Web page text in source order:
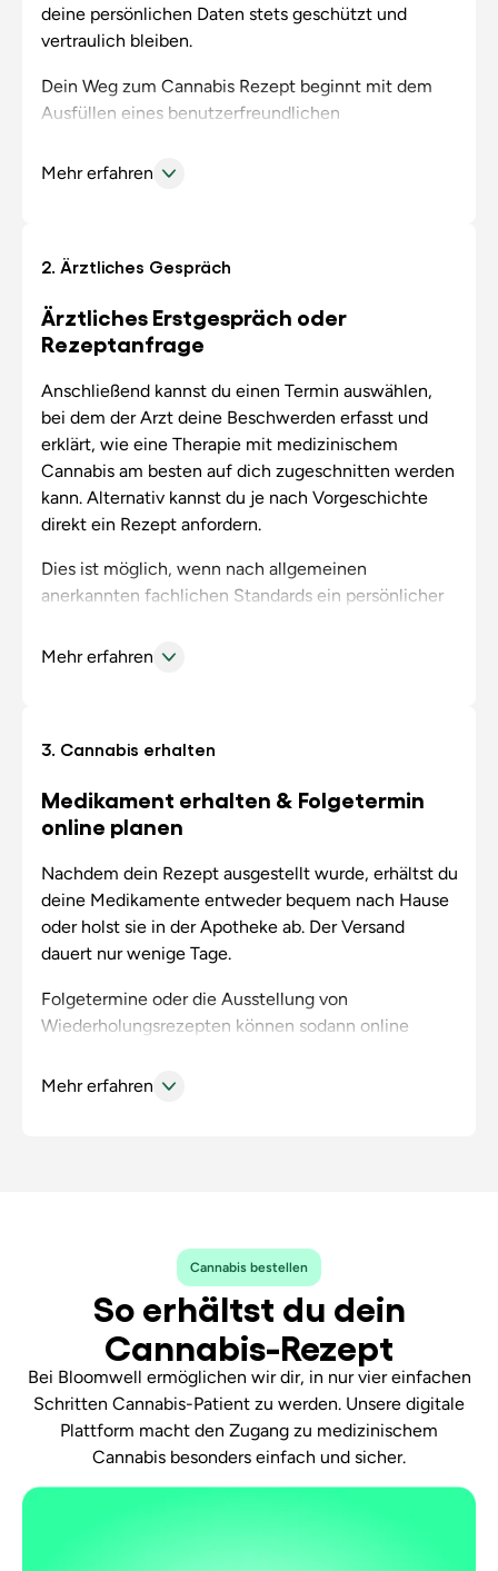
deine persönlichen Daten stets geschützt und
vertraulich bleiben.
Dein Weg zum Cannabis Rezept beginnt mit dem
Ausfüllen eines benutzerfreundlichen
und diskret von zu Hause aus alle wichtigen
Dokumente wie Arztberichte, Diagnosen oder
unseren Ärzten eine genaue Einschätzung, um dir
gezielt zu helfen und dein Cannabis Rezept optimal
vorzubereiten.
Mehr erfahren
2. Ärztliches Gespräch
Ärztliches Erstgespräch oder
Rezeptanfrage
Anschließend kannst du einen Termin auswählen,
bei dem der Arzt deine Beschwerden erfasst und
erklärt, wie eine Therapie mit medizinischem
Cannabis am besten auf dich zugeschnitten werden
kann. Alternativ kannst du je nach Vorgeschichte
direkt ein Rezept anfordern.
Dies ist möglich, wenn nach allgemeinen
anerkannten fachlichen Standards ein persönlicher
Wiederholungsrezepten). Ansonsten vereinbarst du
Telefonie statt. Der behandelnde Arzt geht intensiv
Vorerkrankungen unter Bezugnahme auf die von Dir
vorgelegten Dokumente ein und wird nach
entsprechender Befundung ein für dich passendes
Präparat im Rahmen der ärztlichen Therapie
auswählen.
Mehr erfahren
3. Cannabis erhalten
Medikament erhalten & Folgetermin
online planen
Nachdem dein Rezept ausgestellt wurde, erhältst du
deine Medikamente entweder bequem nach Hause
oder holst sie in der Apotheke ab. Der Versand
dauert nur wenige Tage.
Folgetermine oder die Ausstellung von
Wiederholungsrezepten können sodann online
überwachen und optimal anzupassen. Eine neue
Mehr erfahren
Cannabis bestellen
So erhältst du dein
Cannabis-Rezept
Bei Bloomwell ermöglichen wir dir, in nur vier einfachen
Schritten Cannabis-Patient zu werden. Unsere digitale
Plattform macht den Zugang zu medizinischem
Cannabis besonders einfach und sicher.